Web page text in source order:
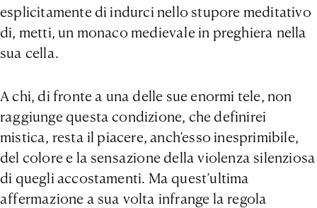
esplicitamente di indurci nello stupore meditativo
di, metti, un monaco medievale in preghiera nella
sua cella.
A chi, di fronte a una delle sue enormi tele, non
raggiunge questa condizione, che definirei
mistica, resta il piacere, anch’esso inesprimibile,
del colore e la sensazione della violenza silenziosa
di quegli accostamenti. Ma quest’ultima
affermazione a sua volta infrange la regola